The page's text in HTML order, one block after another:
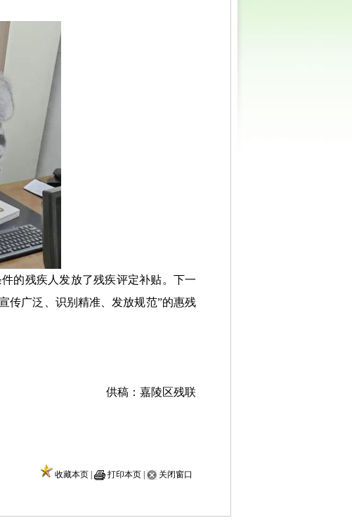
的残疾人发放了残疾评定补贴。下一
传广泛、识别精准、发放规范”的惠残
供稿：嘉陵区残联
收藏本页 打印本页 关闭窗口